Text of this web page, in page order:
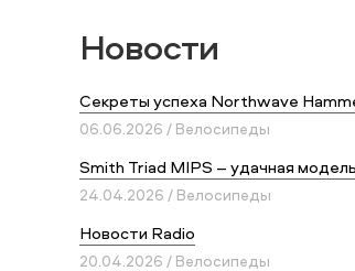
Новости
Секреты успеха Northwave
06.06.2026 / Велосипеды
Smith Triad MIPS – удачная модель
24.04.2026 / Велосипеды
Новости Radio
20.04.2026 / Велосипеды